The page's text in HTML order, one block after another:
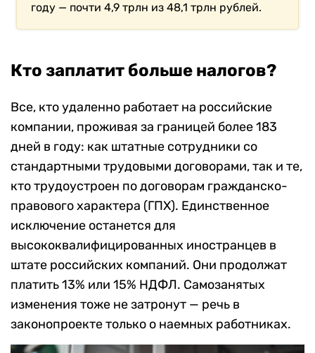
году — почти 4,9 трлн из 48,1 трлн рублей.
Кто заплатит больше налогов?
Все, кто удаленно работает на российские
компании, проживая за границей более 183
дней в году: как штатные сотрудники со
стандартными трудовыми договорами, так и те,
кто трудоустроен по договорам гражданско-
правового характера (ГПХ). Единственное
исключение останется для
высококвалифицированных иностранцев в
штате российских компаний. Они продолжат
платить 13% или 15% НДФЛ. Самозанятых
изменения тоже не затронут — речь в
законопроекте только о наемных работниках.